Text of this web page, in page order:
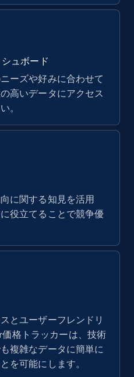
rating, Product
max, Rating,
今すぐ始める
Gtin,
Top reviews, and
new products by
Gtin,
Top reviews, and
今すぐ始める
ュボード
ーズや好みに合わせて
高いデータにアクセス
。
に関する知見を活用
役立てることで競争優
とユーザーフレンドリ
格トラッカーは、技術
複雑なデータに簡単に
を可能にします。